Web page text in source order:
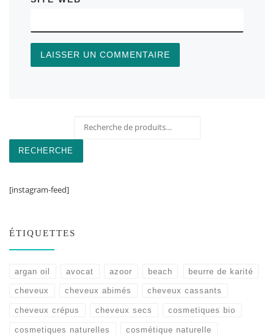
RECHERCHE
[instagram-feed]
ÉTIQUETTES
argan oil avocat azoor beach beurre de karité
cheveux cheveux abimés cheveux cassants
cheveux crépus cheveux secs cosmetiques bio
cosmetiques naturelles cosmétique naturelle